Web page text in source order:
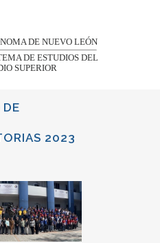
DE NUEVO LEÓN
DE ESTUDIOS DEL
SUPERIOR
2023